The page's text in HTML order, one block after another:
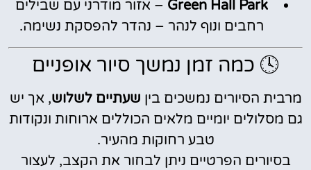
Green Hall Park – אזור מודרני עם שבילים
רחבים ונוף לנהר – נהדר להפסקת נשימה.
🕓 כמה זמן נמשך סיור אופניים
מרבית הסיורים נמשכים בין שעתיים לשלוש, אך יש
גם מסלולים יומיים מלאים הכוללים ארוחות ונקודות
טבע רחוקות מהעיר.
בסיורים הפרטיים ניתן לבחור את הקצב, לעצור